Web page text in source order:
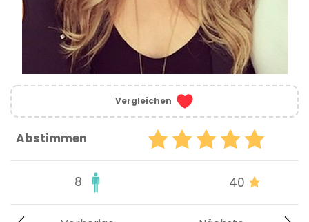
Vergleichen
Abstimmen
8 40